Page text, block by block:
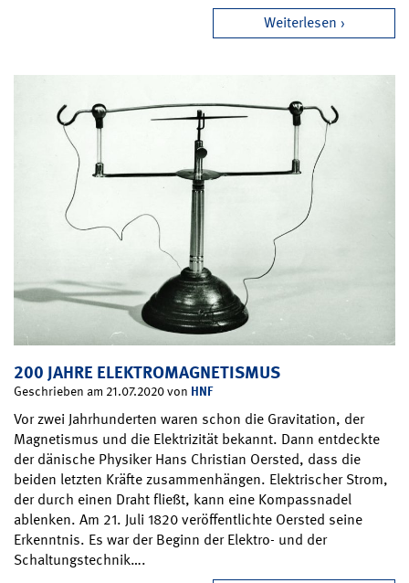
Weiterlesen
200 JAHRE ELEKTROMAGNETISMUS
Geschrieben am 21.07.2020 von HNF
Vor zwei Jahrhunderten waren schon die Gravitation, der
Magnetismus und die Elektrizität bekannt. Dann entdeckte
der dänische Physiker Hans Christian Oersted, dass die
beiden letzten Kräfte zusammenhängen. Elektrischer Strom,
der durch einen Draht fließt, kann eine Kompassnadel
ablenken. Am 21. Juli 1820 veröffentlichte Oersted seine
Erkenntnis. Es war der Beginn der Elektro- und der
Schaltungstechnik….